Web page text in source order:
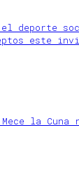
deporte
este
Mece la